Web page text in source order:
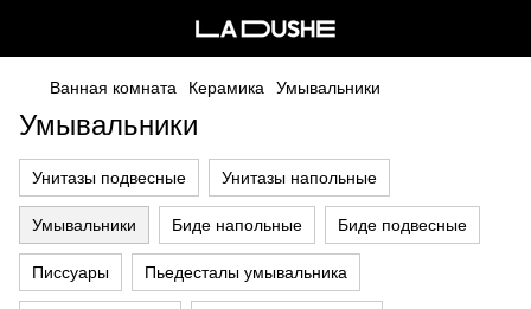
Ванная комната Керамика Умывальники
Умывальники
Унитазы подвесные Унитазы напольные
Умывальники Биде напольные Биде подвесные
Писсуары Пьедесталы умывальника